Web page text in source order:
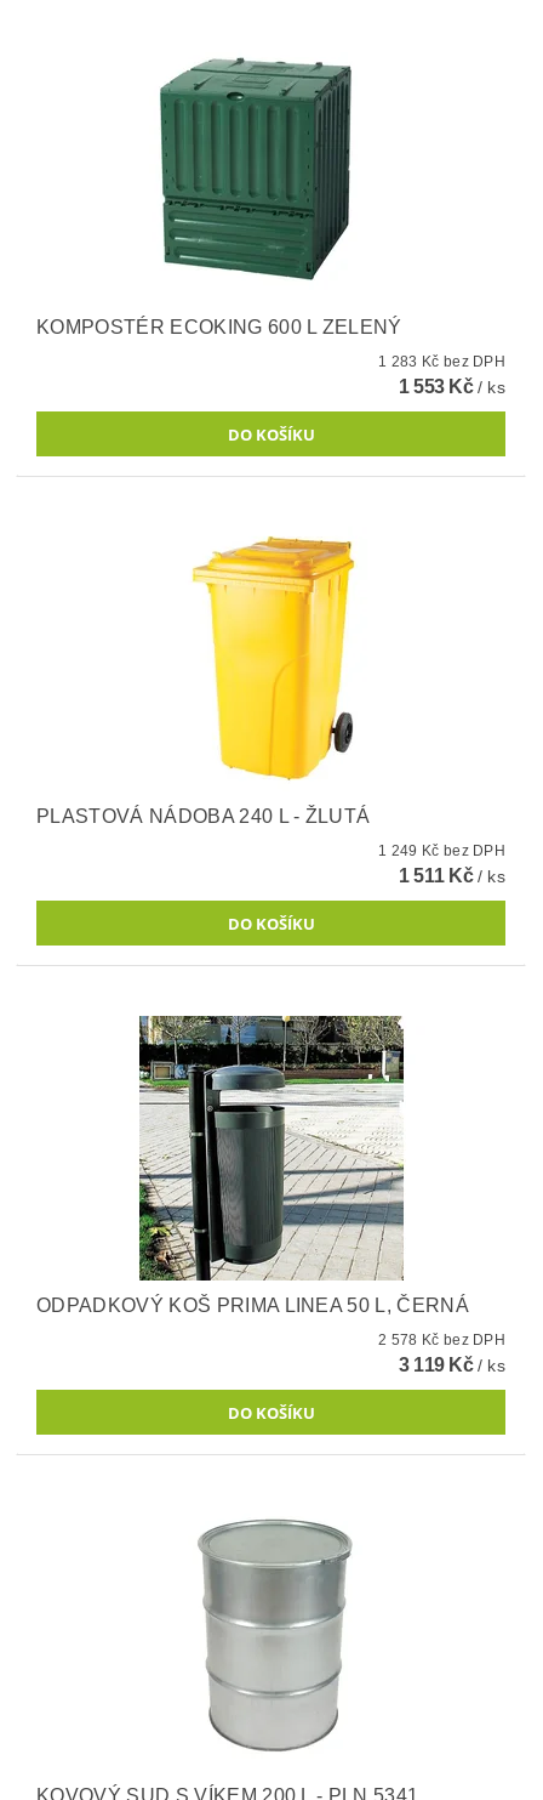
KOMPOSTÉR ECOKING 600 L ZELENÝ
1 283 Kč bez DPH
1 553 Kč/ ks
PLASTOVÁ NÁDOBA 240 L - ŽLUTÁ
1 249 Kč bez DPH
1 511 Kč/ ks
ODPADKOVÝ KOŠ PRIMA LINEA 50 L, ČERNÁ
2 578 Kč bez DPH
3 119 Kč/ ks
KOVOVÝ SUD S VÍKEM 200 L - PLN 5341